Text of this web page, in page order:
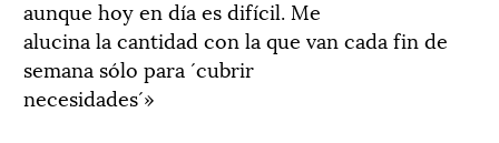
aunque hoy en día es difícil. Me
alucina la cantidad con la que van cada fin de
semana sólo para ´cubrir
necesidades´»